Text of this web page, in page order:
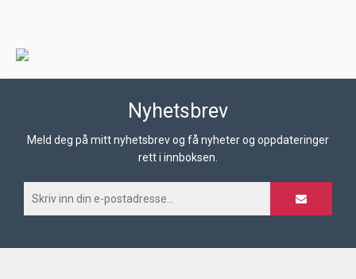
Nyhetsbrev
Meld deg på mitt nyhetsbrev og få nyheter og oppdateringer
rett i innboksen.